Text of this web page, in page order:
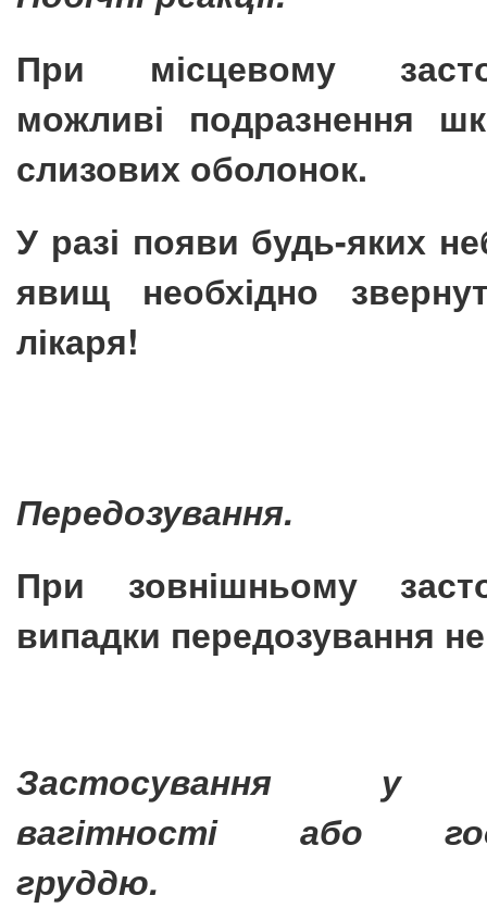
При місцевому
можливі подразнення
слизових оболонок.
У разі появи будь-яких
явищ необхідно
лікаря!
Передозування.
При зовнішньому
випадки передозування
Застосування у
вагітності або
груддю.